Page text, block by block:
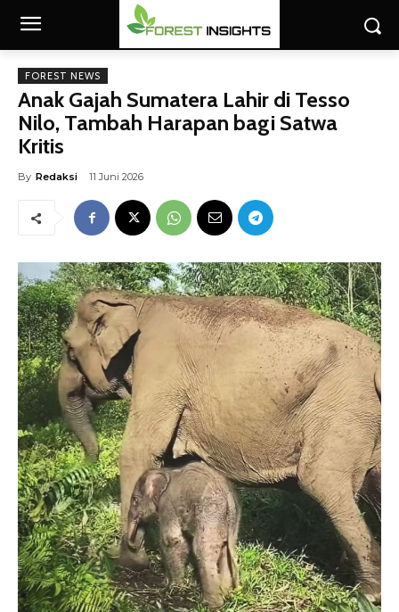
FOREST NEWS
Anak Gajah Sumatera Lahir di Tesso
Nilo, Tambah Harapan bagi Satwa
Kritis
By Redaksi 11 Juni 2026